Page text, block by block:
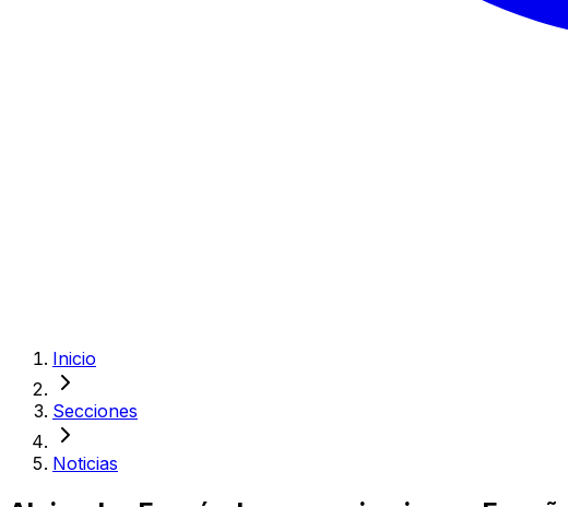
Inicio
Secciones
Noticias